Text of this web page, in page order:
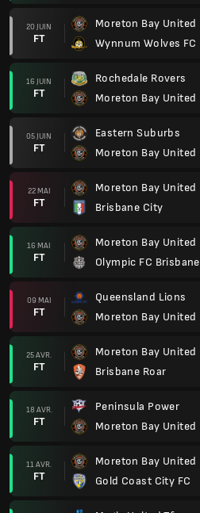
20 JUIN
FT
Moreton Bay United
Wynnum Wolves FC
16 JUIN
FT
Rochedale Rovers
Moreton Bay United
05 JUIN
FT
Eastern Suburbs
Moreton Bay United
22 MAI
FT
Moreton Bay United
Brisbane City
16 MAI
FT
Moreton Bay United
Olympic FC Brisbane
09 MAI
FT
Queensland Lions
Moreton Bay United
25 AVR.
FT
Moreton Bay United
Brisbane Roar
18 AVR.
FT
Peninsula Power
Moreton Bay United
11 AVR.
FT
Moreton Bay United
Gold Coast City FC